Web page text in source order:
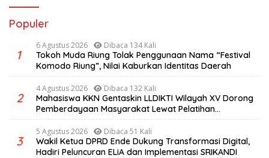
Populer
1
6 Agustus 2026 Dibaca 134 Kali
Tokoh Muda Riung Tolak Penggunaan Nama “Festival
Komodo Riung”, Nilai Kaburkan Identitas Daerah
2
4 Agustus 2026 Dibaca 132 Kali
Mahasiswa KKN Gentaskin LLDIKTI Wilayah XV Dorong
Pemberdayaan Masyarakat Lewat Pelatihan
Pengolahan Hasil Alam di Desa Sisir
3
5 Agustus 2026 Dibaca 51 Kali
Wakil Ketua DPRD Ende Dukung Transformasi Digital,
Hadiri Peluncuran ELiA dan Implementasi SRIKANDI